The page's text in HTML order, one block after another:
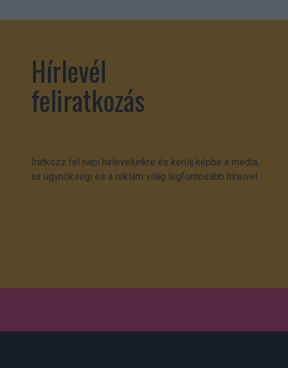
Hírlevél
feliratkozás
Iratkozz fel napi hírlevelünkre és kerülj képbe a média,
az ügynökségi és a reklám világ legfontosabb híreivel.